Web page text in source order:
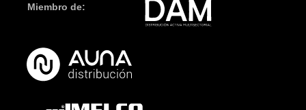
Miembro de: